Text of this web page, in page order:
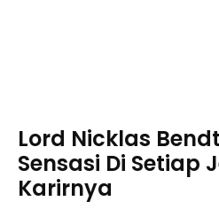
Lord Nicklas
Sensasi Di Setiap
Karirnya